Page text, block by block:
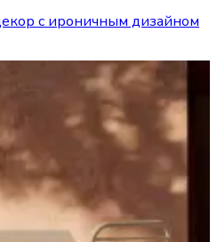
с ироничным дизайном